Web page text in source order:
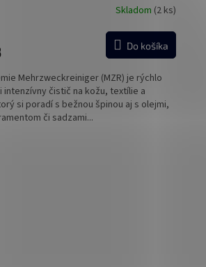
Skladom (2 ks)
Do košíka
Mehrzweckreiniger (MZR) je rýchlo
intenzívny čistič na kožu, textílie a
si poradí s bežnou špinou aj s olejmi,
či sadzami...